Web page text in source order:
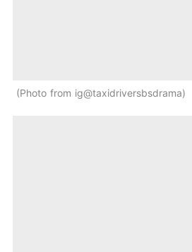
Photo from ig@taxidriversbsdrama